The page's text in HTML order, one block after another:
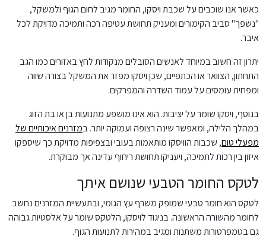
כאשר אנו שוכבים על שכבת ויסקו, החומר מגיב לחום הגוף ולמשקל,
"נשפך" סביב הקימורים ומעניק תחושת עטיפה רכה ותמיכה מדויקת לכל
איבר.
יתרון זה חשוב במיוחד לאנשים הסובלים מנקודות לחץ באזורים כמו הגב
התחתון, הצוואר או הכתפיים, שכן ויסקו מפזר את המשקל בצורה שווה
ומפחית עומסים על עמוד השדרה והמפרקים.
בנוסף, ויסקו שומר על יציבות. הוא אינו מושפע מתנועות בן או בת הזוג
במהלך הלילה, ומאפשר שינה רצופה ועמוקה יותר. במזרנים איכותיים של
מפעלי טום, שכבות הוויסקו מותאמות בעובי ובצפיפות מדויקת כך שיספקו
איזון בין רכות לתמיכה, ויעניקו תחושת ריחוף עדינה אך מבוקרת.
לטקס החומר הטבעי שנושם איתך
לטקס הוא חומר טבעי שמופק משרף עץ הגומי, ובתעשיית המזרנים נחשב
לחומר מהשורה הראשונה. בניגוד לויסקו, הלטקס שומר על אלסטיות גבוהה
גם בטמפרטורות משתנות ומגיב במהירות לתנועות הגוף.